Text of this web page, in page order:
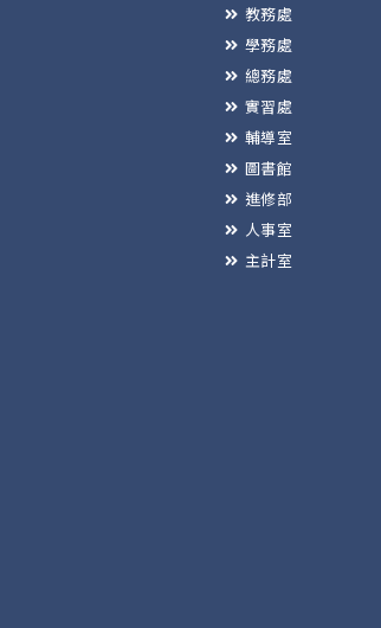
教務處
學務處
總務處
實習處
輔導室
圖書館
進修部
人事室
主計室